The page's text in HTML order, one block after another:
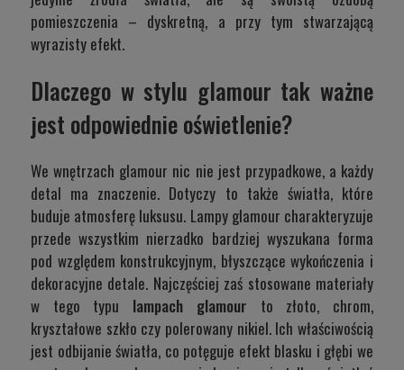
pomieszczenia – dyskretną, a przy tym stwarzającą
wyrazisty efekt.
Dlaczego w stylu glamour tak ważne
jest odpowiednie oświetlenie?
We wnętrzach glamour nic nie jest przypadkowe, a każdy
detal ma znaczenie. Dotyczy to także światła, które
buduje atmosferę luksusu. Lampy glamour charakteryzuje
przede wszystkim nierzadko bardziej wyszukana forma
pod względem konstrukcyjnym, błyszczące wykończenia i
dekoracyjne detale. Najczęściej zaś stosowane materiały
w tego typu lampach glamour to złoto, chrom,
kryształowe szkło czy polerowany nikiel. Ich właściwością
jest odbijanie światła, co potęguje efekt blasku i głębi we